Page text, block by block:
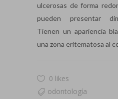
ulcerosas de forma
pueden presentar
Tienen un apariencia
una zona eritematosa al
0 likes
odontología